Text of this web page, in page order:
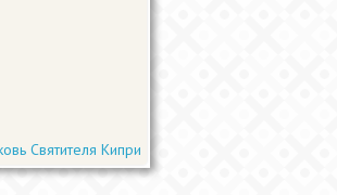
Святителя Кипри